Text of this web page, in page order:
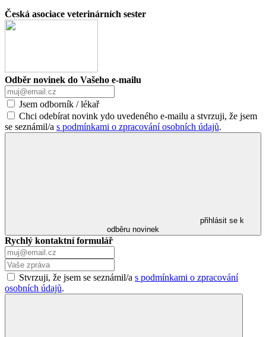
Česká asociace veterinárních sester
Odběr novinek do Vašeho e-mailu
Jsem odborník / lékař
Chci odebírat novink ydo uvedeného e-mailu a stvrzuji, že jsem
se seznámil/a s podmínkami o zpracování osobních údajů.
přihlásit se k
odběru novinek
Rychlý kontaktní formulář
Stvrzuji, že jsem se seznámil/a s podmínkami o zpracování
osobních údajů.